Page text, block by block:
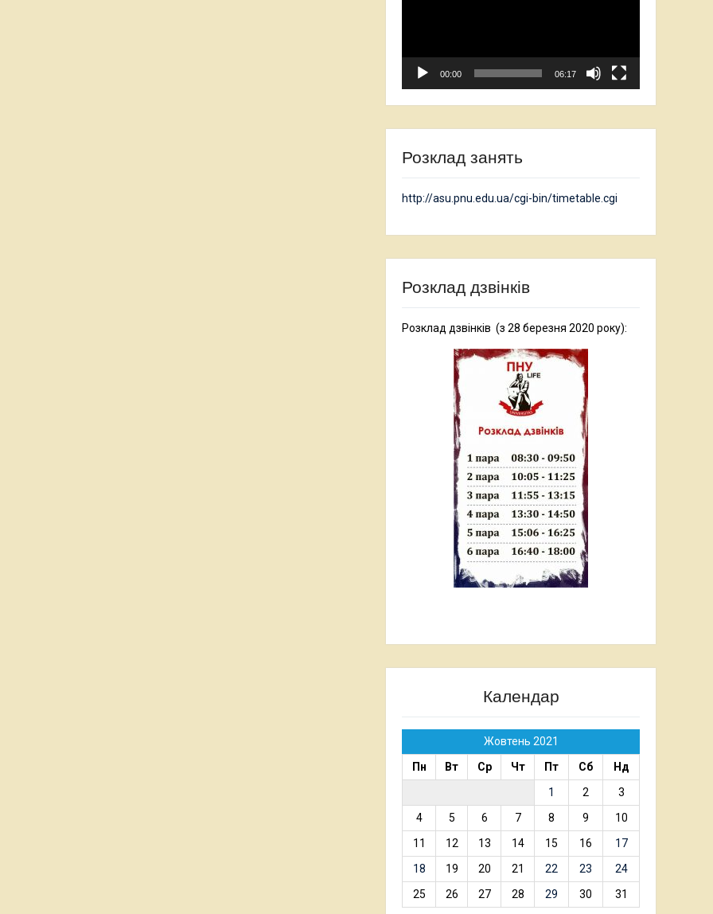
00:00 06:17
Розклад занять
http://asu.pnu.edu.ua/cgi-bin/timetable.cgi
Розклад дзвінків
Розклад дзвінків (з 28 березня 2020 року):
Календар
Жовтень 2021
Пн
Вт Ср Чт Пт Сб
Нд
1
2
3
4
5 6 7 8 9
10
11
12 13 14 15 16
17
18
19 20 21 22 23
24
25
26 27 28 29 30 31